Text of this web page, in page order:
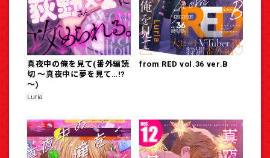
真夜中の俺を見て(番外編読
切 ～真夜中に夢を見て…!?
～)
Luria
from RED vol.36 ver.B